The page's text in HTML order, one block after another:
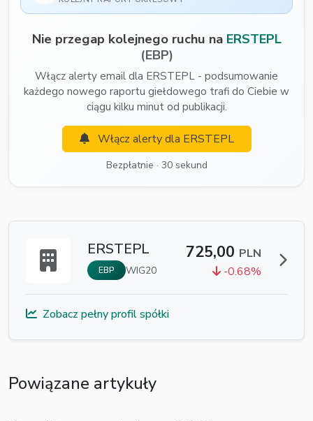
Nie przegap kolejnego ruchu na ERSTEPL
(EBP)
Włącz alerty email dla ERSTEPL - podsumowanie
każdego nowego raportu giełdowego trafi do Ciebie w
ciągu kilku minut od publikacji.
Włącz alerty dla ERSTEPL
Bezpłatnie · 30 sekund
ERSTEPL
EBP WIG20
725,00 PLN
-0.68%
Zobacz pełny profil spółki
Powiązane artykuły